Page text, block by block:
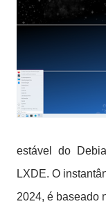
estável do
LXDE. O
2024, é baseado